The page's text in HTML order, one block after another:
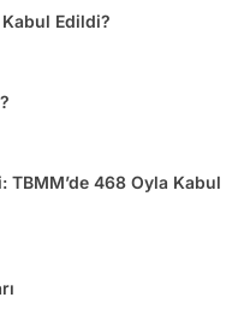
Edildi?
TBMM’de 468 Oyla Kabul